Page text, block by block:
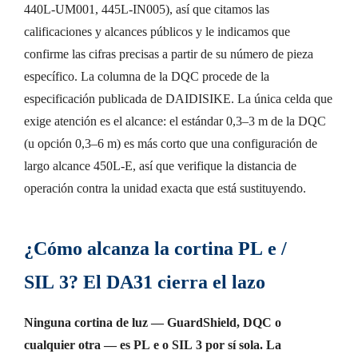
440L-UM001, 445L-IN005), así que citamos las
calificaciones y alcances públicos y le indicamos que
confirme las cifras precisas a partir de su número de pieza
específico. La columna de la DQC procede de la
especificación publicada de DAIDISIKE. La única celda que
exige atención es el alcance: el estándar 0,3–3 m de la DQC
(u opción 0,3–6 m) es más corto que una configuración de
largo alcance 450L-E, así que verifique la distancia de
operación contra la unidad exacta que está sustituyendo.
¿Cómo alcanza la cortina PL e /
SIL 3? El DA31 cierra el lazo
Ninguna cortina de luz — GuardShield, DQC o
cualquier otra — es PL e o SIL 3 por sí sola. La